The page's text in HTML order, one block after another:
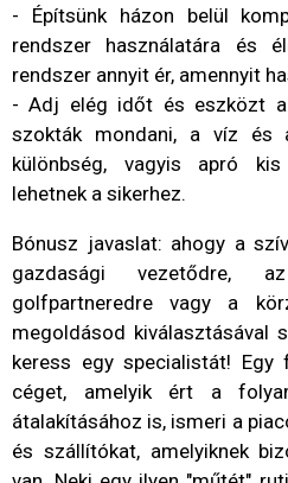
- Építsünk házon belül
rendszer használatára és
rendszer annyit ér, amennyit
- Adj elég időt és eszközt a
szokták mondani, a víz
különbség, vagyis apró
lehetnek a sikerhez.
Bónusz javaslat: ahogy a
gazdasági vezetődre,
golfpartneredre vagy a
megoldásod kiválasztásával
keress egy specialistát! Egy
céget, amelyik ért a
átalakításához is, ismeri a
és szállítókat, amelyiknek